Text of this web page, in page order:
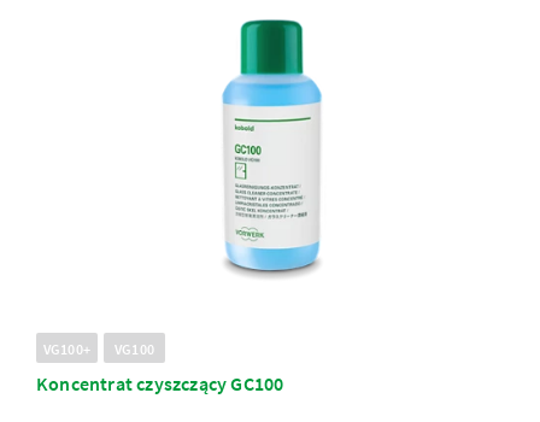
VG100+ VG100
Koncentrat czyszczący GC100